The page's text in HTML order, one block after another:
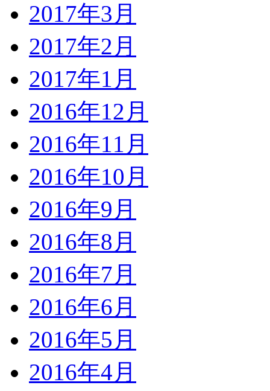
2017年3月
2017年2月
2017年1月
2016年12月
2016年11月
2016年10月
2016年9月
2016年8月
2016年7月
2016年6月
2016年5月
2016年4月